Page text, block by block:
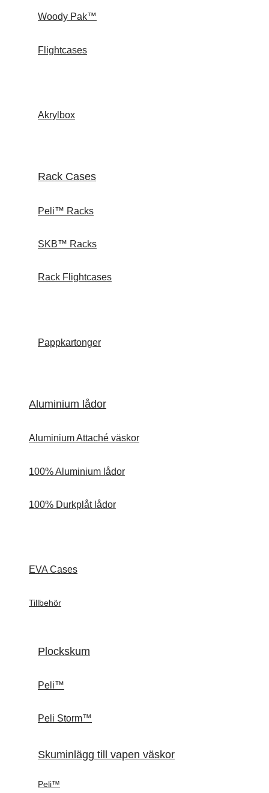
Woody Pak™
Flightcases
Akrylbox
Rack Cases
Peli™ Racks
SKB™ Racks
Rack Flightcases
Pappkartonger
Aluminium lådor
Aluminium Attaché väskor
100% Aluminium lådor
100% Durkplåt lådor
EVA Cases
Tillbehör
Plockskum
Peli™
Peli Storm™
Skuminlägg till vapen väskor
Peli™